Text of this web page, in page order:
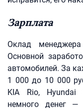
Зарплата
Оклад
Основной
автомобилей. За
1 000 до 10 000
KIA Rio, Hyundai
немного денег